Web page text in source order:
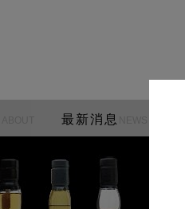
最新消息